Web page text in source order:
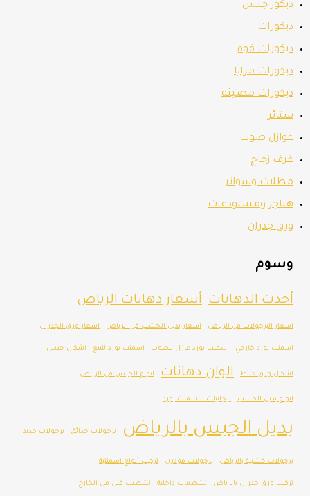
ديكور جبس
ديكورات
ديكورات فوم
ديكورات مرايا
ديكورات مضيئة
ستائر
عوازل صوت
غرف زجاج
مظلات وسواتر
هناجر ومستودعات
ورق جدران
وسوم
أحدث الدهانات أسعار دهانات الرياض
اسعار البرجولات في الرياض اسعار بديل الخشب في الرياض اسعار ورق الجدران
اسمنت بورد خارجي اسمنت بورد عازل للصوت اسمنت بورد للبيع اشكال جبس
اشكال ورق حائط الوان دهانات انواع الجبس في الرياض
انواع بديل الخشب ايجابيات الاسمنت بورد
بديل الجبس بالرياض برجولات حدائق برجولات حديد
برجولات خشبية بالرياض برجولات مودرن تركيب ألواح اسمنتية
تركيب ورق جدران بالرياض تشطيبات داخلية تشطيب فلل من الخارج